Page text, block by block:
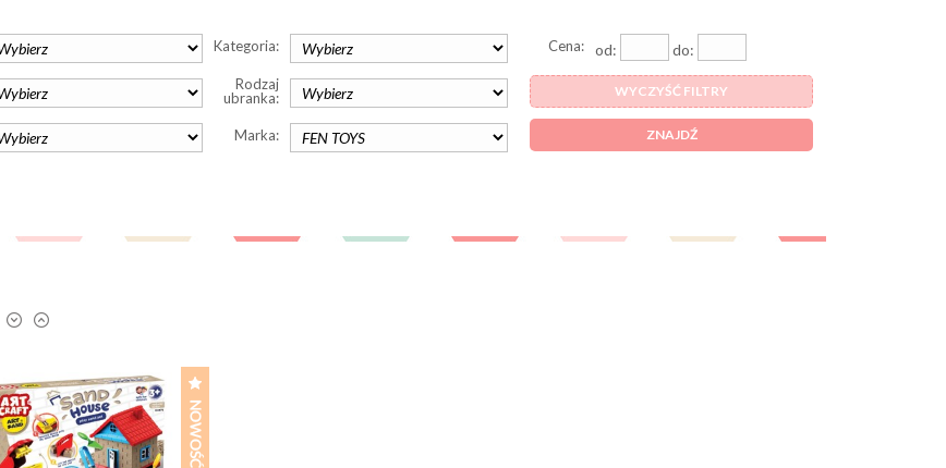
Kategoria:
Rodzaj
ubranka:
Marka:
Cena: od: do:
WYCZYŚĆ FILTRY
ZNAJDŹ